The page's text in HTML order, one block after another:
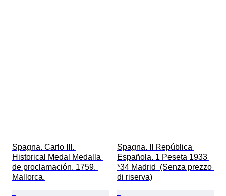
Spagna. Carlo III.
Historical Medal Medalla
de proclamación. 1759.
Mallorca.
Spagna. II República
Española. 1 Peseta 1933
*34 Madrid  (Senza prezzo
di riserva)